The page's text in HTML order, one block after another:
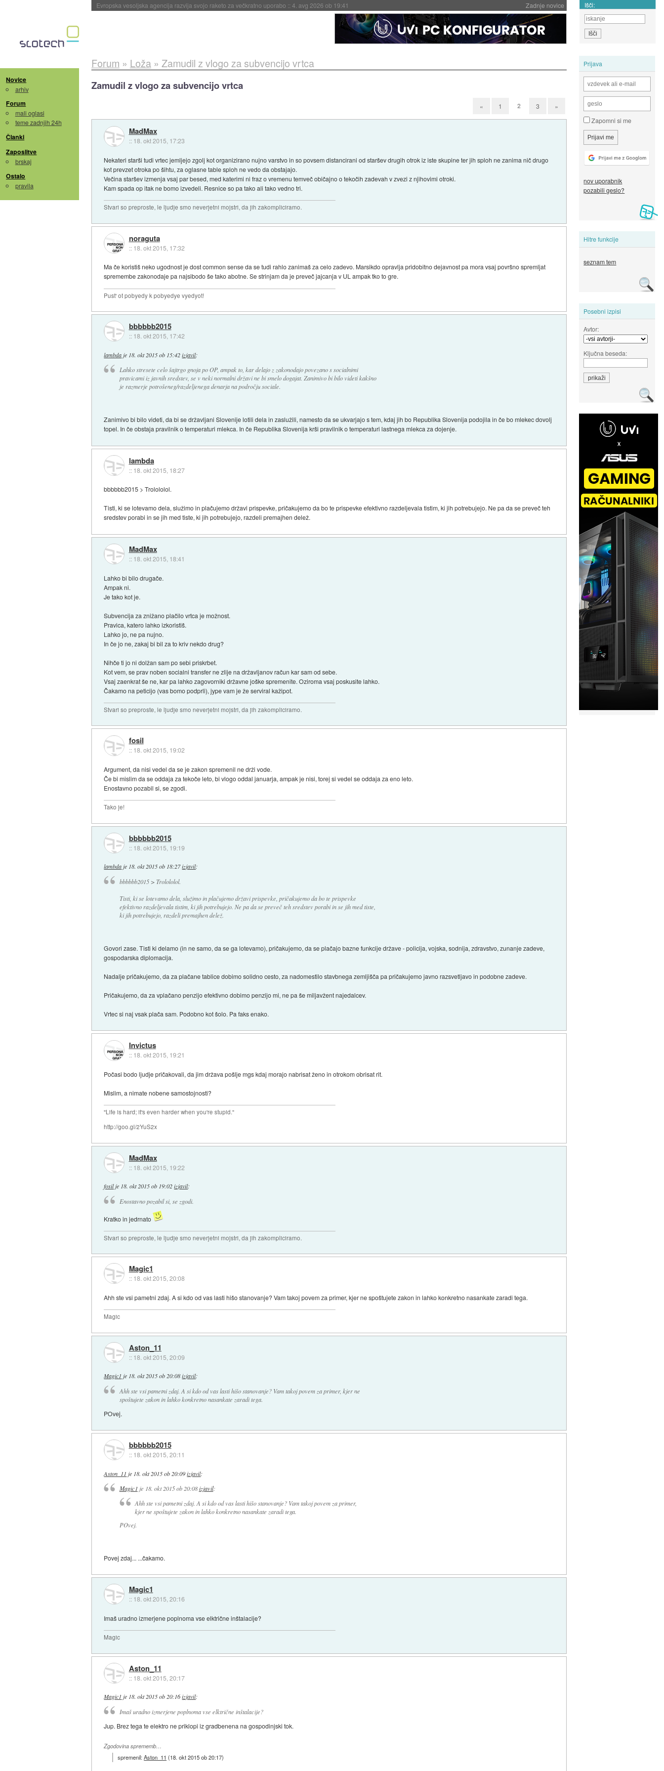
Zadnje novice
Evropska vesoljska agencija razvija svojo raketo za večkratno uporabo :: 4. avg 2026 ob 19:41 Išči:
Novice
arhiv
Forum
mali oglasi
teme zadnjih 24h
Članki
Zaposlitve
brskaj
Ostalo
pravila
Prijava
Zapomni si me
nov uporabnik
pozabili geslo?
Hitre funkcije
seznam tem
Posebni izpisi
Avtor:
Ključna beseda:
Forum » Loža» Zamudil z vlogo za subvencijo vrtca
Zamudil z vlogo za subvencijo vrtca
« 1 2 3 »
MadMax
:: 18. okt 2015, 17:23
Nekateri starši tudi vrtec jemljejo zgolj kot organizirano nujno varstvo in so povsem distancirani od staršev drugih otrok iz iste skupine ter jih sploh ne zanima nič drugo
kot prevzet otroka po šihtu, za oglasne table sploh ne vedo da obstajajo.
Večina staršev izmenja vsaj par besed, med katerimi ni fraz o vremenu temveč običajno o tekočih zadevah v zvezi z njihovimi otroki.
Kam spada op itak ne bomo izvedeli. Resnice so pa tako ali tako vedno tri.
Stvari so preproste, le ljudje smo neverjetni mojstri, da jih zakompliciramo.
noraguta
:: 18. okt 2015, 17:32
Ma če koristiš neko ugodnost je dost common sense da se tudi rahlo zanimaš za celo zadevo. Marsikdo opravlja pridobitno dejavnost pa mora vsaj površno spremljat
spremembe zakonodaje pa najsibodo še tako abotne. Se strinjam da je preveč jajcanja v UL ampak tko to gre.
Pust' ot pobyedy k pobyedye vyedyot!
bbbbbb2015
:: 18. okt 2015, 17:42
lambda je 18. okt 2015 ob 15:42 izjavil:
Lahko stresete celo šajtrgo gnoja po OP, ampak to, kar delajo z zakonodajo povezano s socialnimi
pravicami iz javnih sredstev, se v neki normalni državi ne bi smelo dogajat. Zanimivo bi bilo videti kakšno
je razmerje potrošeneg/razdeljenega denarja na področju sociale.
Zanimivo bi bilo videti, da bi se državljani Slovenije lotili dela in zaslužili, namesto da se ukvarjajo s tem, kdaj jih bo Republika Slovenija podojila in če bo mlekec dovolj
topel. In če obstaja pravilnik o temperaturi mlekca. In če Republika Slovenija krši pravilnik o temperaturi lastnega mlekca za dojenje.
lambda
:: 18. okt 2015, 18:27
bbbbbb2015 > Trolololol.
Tisti, ki se lotevamo dela, služimo in plačujemo državi prispevke, pričakujemo da bo te prispevke efektivno razdeljevala tistim, ki jih potrebujejo. Ne pa da se preveč teh
sredstev porabi in se jih med tiste, ki jih potrebujejo, razdeli premajhen delež.
MadMax
:: 18. okt 2015, 18:41
Lahko bi bilo drugače.
Ampak ni.
Je tako kot je.
Subvencija za znižano plačilo vrtca je možnost.
Pravica, katero lahko izkoristiš.
Lahko jo, ne pa nujno.
In če jo ne, zakaj bi bil za to kriv nekdo drug?
Nihče ti jo ni dolžan sam po sebi priskrbet.
Kot vem, se prav noben socialni transfer ne zlije na državljanov račun kar sam od sebe.
Vsaj zaenkrat še ne, kar pa lahko zagovorniki državne joške spremenite. Oziroma vsaj poskusite lahko.
Čakamo na peticijo (vas bomo podprli), jype vam je že serviral kažipot.
Stvari so preproste, le ljudje smo neverjetni mojstri, da jih zakompliciramo.
fosil
:: 18. okt 2015, 19:02
Argument, da nisi vedel da se je zakon spremenil ne drži vode.
Če bi mislim da se oddaja za tekoče leto, bi vlogo oddal januarja, ampak je nisi, torej si vedel se oddaja za eno leto.
Enostavno pozabil si, se zgodi.
Tako je!
bbbbbb2015
:: 18. okt 2015, 19:19
lambdaje 18. okt 2015 ob 18:27izjavil:
bbbbbb2015 > Trolololol.
Tisti, ki se lotevamo dela, služimo in plačujemo državi prispevke, pričakujemo da bo te prispevke
efektivno razdeljevala tistim, ki jih potrebujejo. Ne pa da se preveč teh sredstev porabi in se jih med tiste,
ki jih potrebujejo, razdeli premajhen delež.
Govori zase. Tisti ki delamo (in ne samo, da se ga lotevamo), pričakujemo, da se plačajo bazne funkcije države - policija, vojska, sodnija, zdravstvo, zunanje zadeve,
gospodarska diplomacija.
Nadalje pričakujemo, da za plačane tablice dobimo solidno cesto, za nadomestilo stavbnega zemljišča pa pričakujemo javno razsvetljavo in podobne zadeve.
Pričakujemo, da za vplačano penzijo efektivno dobimo penzijo mi, ne pa še miljavžent najedalcev.
Vrtec si naj vsak plača sam. Podobno kot šolo. Pa faks enako.
Invictus
:: 18. okt 2015, 19:21
Počasi bodo ljudje pričakovali, da jim država pošlje mgs kdaj morajo nabrisat ženo in otrokom obrisat rit.
Mislim, a nimate nobene samostojnosti?
"Life is hard; it's even harder when you're stupid."
http://goo.gl/2YuS2x
MadMax
:: 18. okt 2015, 19:22
fosilje 18. okt 2015 ob 19:02 izjavil:
Enostavno pozabil si, se zgodi.
Kratko in jedrnato
Stvari so preproste, le ljudje smo neverjetni mojstri, da jih zakompliciramo.
Magic1
:: 18. okt 2015, 20:08
Ahh ste vsi pametni zdaj. A si kdo od vas lasti hišo stanovanje? Vam takoj povem za primer, kjer ne spoštujete zakon in lahko konkretno nasankate zaradi tega.
Magic
Aston_11
:: 18. okt 2015, 20:09
Magic1 je 18. okt 2015 ob 20:08 izjavil:
Ahh ste vsi pametni zdaj. A si kdo od vas lasti hišo stanovanje? Vam takoj povem za primer, kjer ne
spoštujete zakon in lahko konkretno nasankate zaradi tega.
POvej.
bbbbbb2015
:: 18. okt 2015, 20:11
Aston_11 je 18. okt 2015 ob 20:09 izjavil:
Magic1 je 18. okt 2015 ob 20:08 izjavil:
Ahh ste vsi pametni zdaj. A si kdo od vas lasti hišo stanovanje? Vam takoj povem za primer,
kjer ne spoštujete zakon in lahko konkretno nasankate zaradi tega.
POvej.
Povej zdaj... ...čakamo.
Magic1
:: 18. okt 2015, 20:16
Imaš uradno izmerjene poplnoma vse elktrične inštalacije?
Magic
Aston_11
:: 18. okt 2015, 20:17
Magic1 je 18. okt 2015 ob 20:16 izjavil:
Imaš uradno izmerjene poplnoma vse elktrične inštalacije?
Jup. Brez tega te elektro ne priklopi iz gradbenena na gospodinjski tok.
Zgodovina sprememb…
spremenil:Aston_11 (18. okt 2015 ob 20:17)